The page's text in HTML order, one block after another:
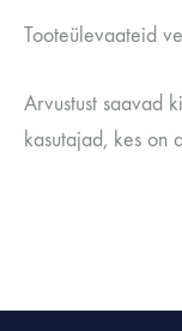
Tooteülevaateid
Arvustust saavad
kasutajad, kes on